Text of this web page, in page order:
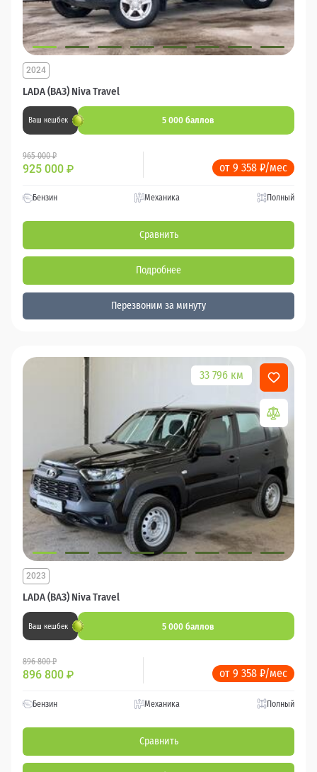
LADA (ВАЗ) Niva Travel
2024
Ваш кешбек 5 000 баллов
965 000 ₽
925 000 ₽ от 9 358 ₽/мес
Бензин Механика Полный
Сравнить
Подробнее
Перезвоним за минуту
33 796 км
LADA (ВАЗ) Niva Travel
2023
Ваш кешбек 5 000 баллов
896 800 ₽
896 800 ₽ от 9 358 ₽/мес
Бензин Механика Полный
Сравнить